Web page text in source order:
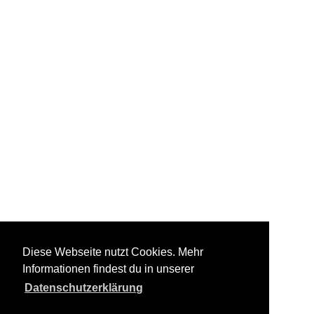
Diese Webseite nutzt Cookies. Mehr
Informationen findest du in unserer
Datenschutzerklärung